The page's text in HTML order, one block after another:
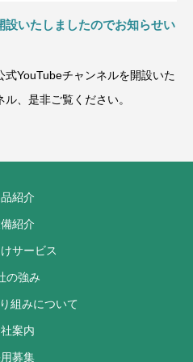
いたしましたのでお知らせい
式YouTubeチャンネルを開設いた
、是非ご覧ください。
紹介
紹介
サービス
の強み
組みについて
案内
募集